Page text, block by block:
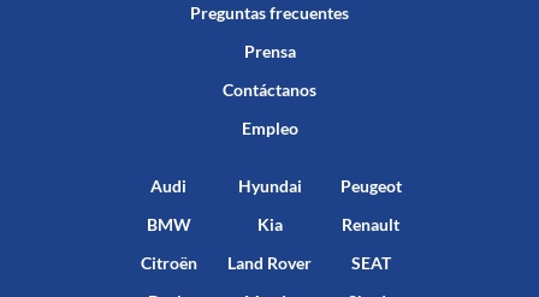
Preguntas frecuentes
Prensa
Contáctanos
Empleo
Audi
BMW
Citroën
Hyundai
Kia
Land Rover
Peugeot
Renault
SEAT